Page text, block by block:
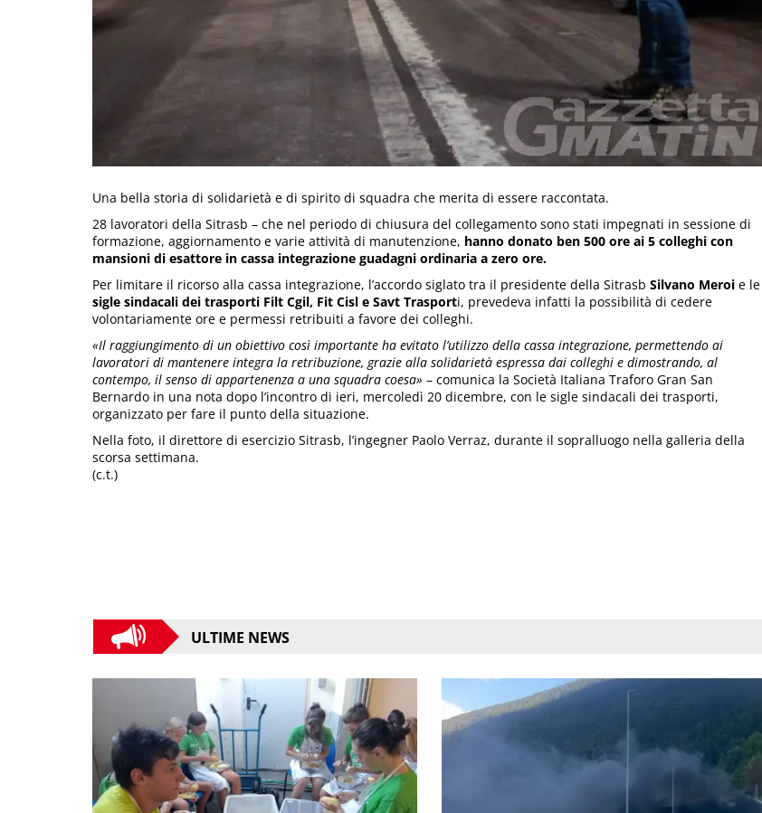
Una bella storia di solidarietà e di spirito di squadra che merita di essere raccontata.
28 lavoratori della Sitrasb – che nel periodo di chiusura del collegamento sono stati impegnati in sessione di
formazione, aggiornamento e varie attività di manutenzione, hanno donato ben 500 ore ai 5 colleghi con
mansioni di esattore in cassa integrazione guadagni ordinaria a zero ore.
Per limitare il ricorso alla cassa integrazione, l’accordo siglato tra il presidente della Sitrasb Silvano Meroi e le
sigle sindacali dei trasporti Filt Cgil, Fit Cisl e Savt Trasporti, prevedeva infatti la possibilità di cedere
volontariamente ore e permessi retribuiti a favore dei colleghi.
«Il raggiungimento di un obiettivo così importante ha evitato l’utilizzo della cassa integrazione, permettendo ai
lavoratori di mantenere integra la retribuzione, grazie alla solidarietà espressa dai colleghi e dimostrando, al
contempo, il senso di appartenenza a una squadra coesa» – comunica la Società Italiana Traforo Gran San
Bernardo in una nota dopo l’incontro di ieri, mercoledì 20 dicembre, con le sigle sindacali dei trasporti,
organizzato per fare il punto della situazione.
Nella foto, il direttore di esercizio Sitrasb, l’ingegner Paolo Verraz, durante il sopralluogo nella galleria della
scorsa settimana.
(c.t.)
ULTIME NEWS